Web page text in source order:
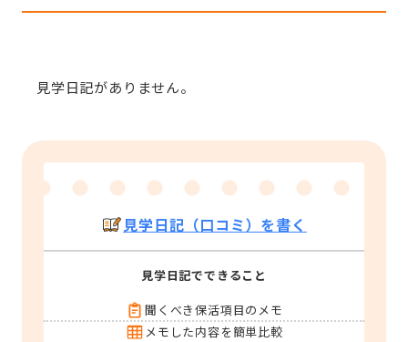
見学日記がありません。
見学日記（口コミ）を書く
見学日記でできること
聞くべき保活項目のメモ
メモした内容を簡単比較